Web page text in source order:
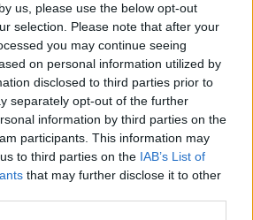
us, please use the below opt-out
selection. Please note that after your
you may continue seeing
on personal information utilized by
disclosed to third parties prior to
separately opt-out of the further
information by third parties on the
participants. This information may
to third parties on the IAB’s List of
that may further disclose it to other
Die schönsten Smilies aller Zeiten :-) 11
der Beitrag #2175
in,
Forum aktiv an den
oder eigene Themen